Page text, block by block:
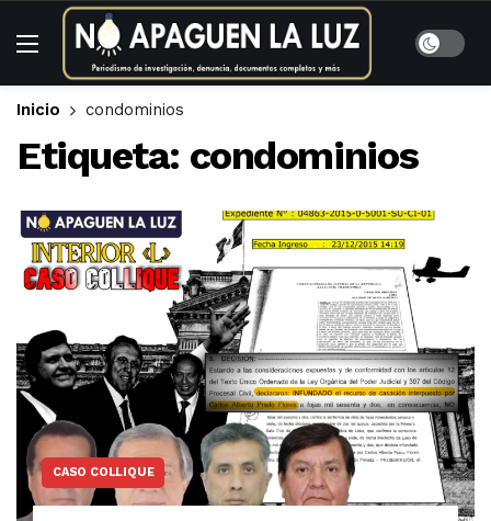
Inicio condominios
Etiqueta: condominios
CASO COLLIQUE